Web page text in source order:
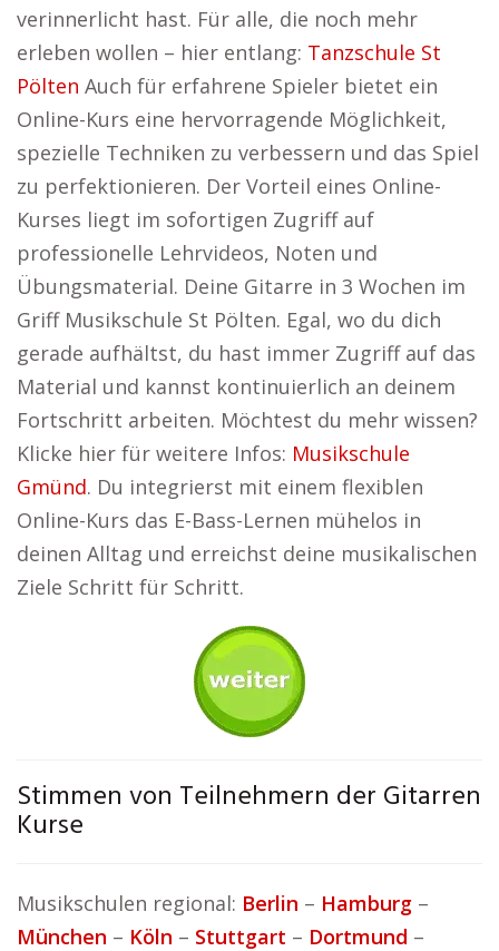
verinnerlicht hast. Für alle, die noch mehr
erleben wollen – hier entlang: Tanzschule St
Pölten Auch für erfahrene Spieler bietet ein
Online-Kurs eine hervorragende Möglichkeit,
spezielle Techniken zu verbessern und das Spiel
zu perfektionieren. Der Vorteil eines Online-
Kurses liegt im sofortigen Zugriff auf
professionelle Lehrvideos, Noten und
Übungsmaterial. Deine Gitarre in 3 Wochen im
Griff Musikschule St Pölten. Egal, wo du dich
gerade aufhältst, du hast immer Zugriff auf das
Material und kannst kontinuierlich an deinem
Fortschritt arbeiten. Möchtest du mehr wissen?
Klicke hier für weitere Infos: Musikschule
Gmünd. Du integrierst mit einem flexiblen
Online-Kurs das E-Bass-Lernen mühelos in
deinen Alltag und erreichst deine musikalischen
Ziele Schritt für Schritt.
Stimmen von Teilnehmern der Gitarren
Kurse
Musikschulen regional: Berlin – Hamburg –
München – Köln – Stuttgart – Dortmund –